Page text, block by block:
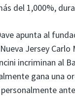
del 1,000%,
apunta al
Jersey
incriminan al
gana una